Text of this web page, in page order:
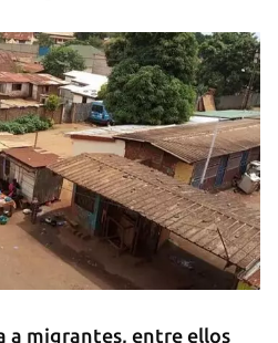
a migrantes, entre ellos